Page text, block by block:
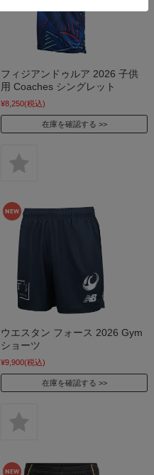
フィジアンドゥルア 2026 子供
用 Coaches シングレット
¥8,250(税込)
在庫を確認する
ウエスタン フォース 2026 Gym
ショーツ
¥9,900(税込)
在庫を確認する